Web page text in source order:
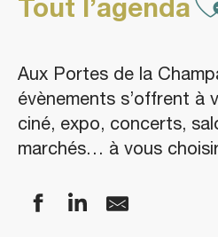
Tout l’agenda
Aux Portes de la
évènements s’offrent à
ciné, expo, concerts,
marchés… à vous